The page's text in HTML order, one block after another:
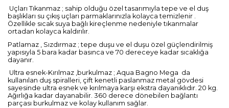
Uçları Tıkanmaz ; sahip olduğu özel tasarımıyla tepe ve el duş
başlıkları su çıkış uçları parmaklarınızla kolayca temizlenir .
Özellikle sıcak suya bağlı kireçlenme nedeniyle tıkanmalar
ortadan kolayca kaldırılır.
Patlamaz , Sızdırmaz ; tepe duşu ve el duşu özel güçlendirilmiş
yapısıyla 5 bara kadar basınca ve 70 dereceye kadar sıcaklığa
dayanır.
Ultra esnek-Kırılmaz ,burkulmaz ; Aqua Bagno Mega da
kullanılan duş spiralleri, çift kenetli paslanmaz metal gövdesi
sayesinde ultra esnek ve kırılmaya karşı ekstra dayanıklıdır. 20 kg.
Ağırlığa kadar dayanabilir. 360 derece dönebilen bağlantı
parçası burkulmaz ve kolay kullanım sağlar.